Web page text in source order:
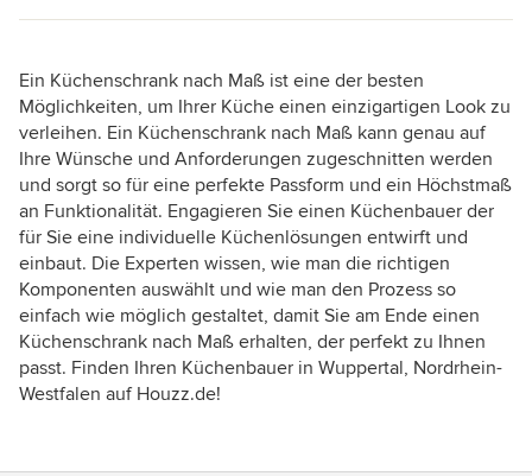
Ein Küchenschrank nach Maß ist eine der besten
Möglichkeiten, um Ihrer Küche einen einzigartigen Look zu
verleihen. Ein Küchenschrank nach Maß kann genau auf
Ihre Wünsche und Anforderungen zugeschnitten werden
und sorgt so für eine perfekte Passform und ein Höchstmaß
an Funktionalität. Engagieren Sie einen Küchenbauer der
für Sie eine individuelle Küchenlösungen entwirft und
einbaut. Die Experten wissen, wie man die richtigen
Komponenten auswählt und wie man den Prozess so
einfach wie möglich gestaltet, damit Sie am Ende einen
Küchenschrank nach Maß erhalten, der perfekt zu Ihnen
passt. Finden Ihren Küchenbauer in Wuppertal, Nordrhein-
Westfalen auf Houzz.de!